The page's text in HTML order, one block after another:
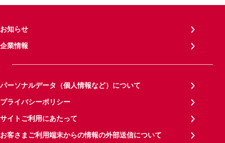
お知らせ
企業情報
パーソナルデータ（個人情報など）について
プライバシーポリシー
サイトご利用にあたって
お客さまご利用端末からの情報の外部送信について